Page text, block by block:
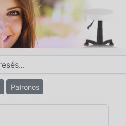
Patronos